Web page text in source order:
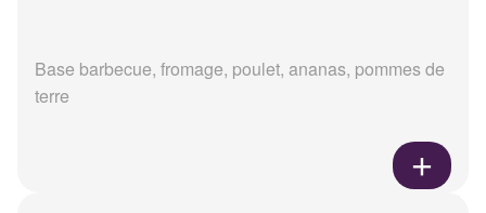
Base barbecue, fromage, poulet, ananas, pommes de
terre